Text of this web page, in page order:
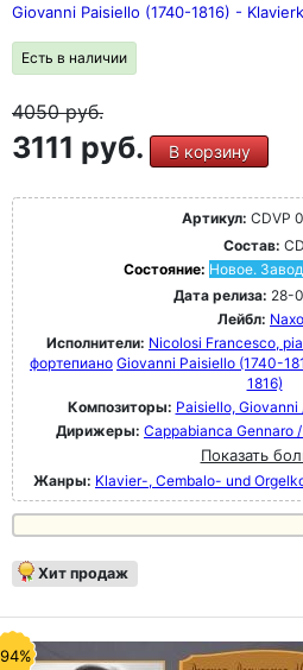
Giovanni Paisiello (1740-1816) -
Есть в наличии
4050руб.
3111 руб. В корзину
Артикул: CDVP
Состав: CD
Состояние: Новое.
Дата релиза: 28-
Лейбл:
Исполнители: Nicolosi Francesco,
фортепиано Giovanni Paisiello (1740-
1816)
Композиторы: Paisiello,
Дирижеры: Cappabianca Gennaro
Показать
Жанры: Klavier-, Cembalo- und
Хит продаж